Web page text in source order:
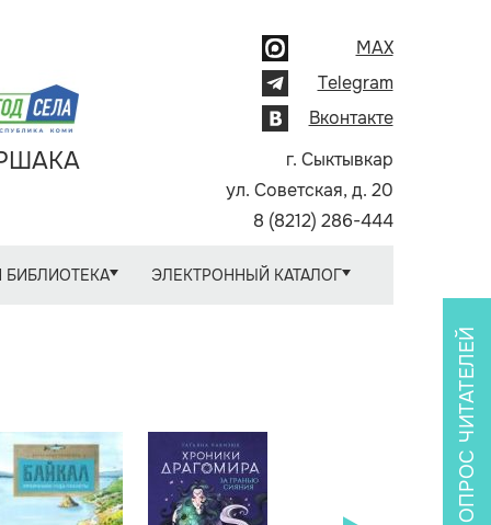
MAX
Telegram
Вконтакте
г. Сыктывкар
ул. Советская, д. 20
8 (8212) 286-444
БИБЛИОТЕКА ЭЛЕКТРОННЫЙ КАТАЛОГ
ОПРОС ЧИТАТЕЛЕЙ